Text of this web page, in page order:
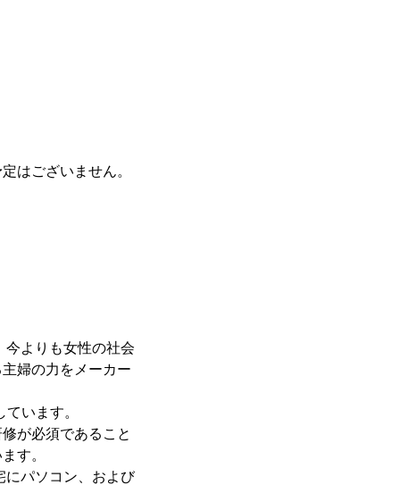
はございません。
今よりも女性の社会
婦の力をメーカー
います。
が必須であること
す。
にパソコン、および